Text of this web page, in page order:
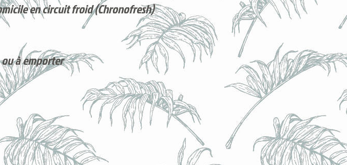
en circuit froid (Chronofresh)
à emporter